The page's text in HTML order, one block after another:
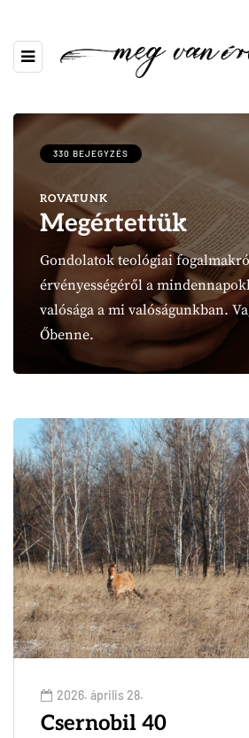
330 BEJEGYZÉS
ROVATUNK
Megértettük
Gondolatok teológiai
érvényességéről a
valósága a mi valóságunkban.
Őbenne.
2026. április 28.
Csernobil 40